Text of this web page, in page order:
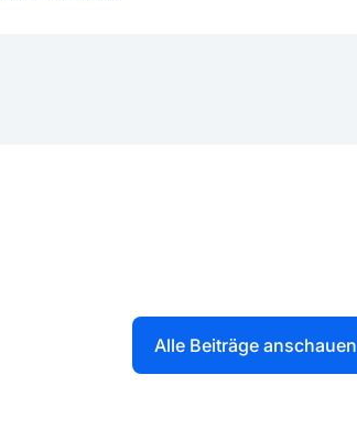
Alle Beiträge anschauen